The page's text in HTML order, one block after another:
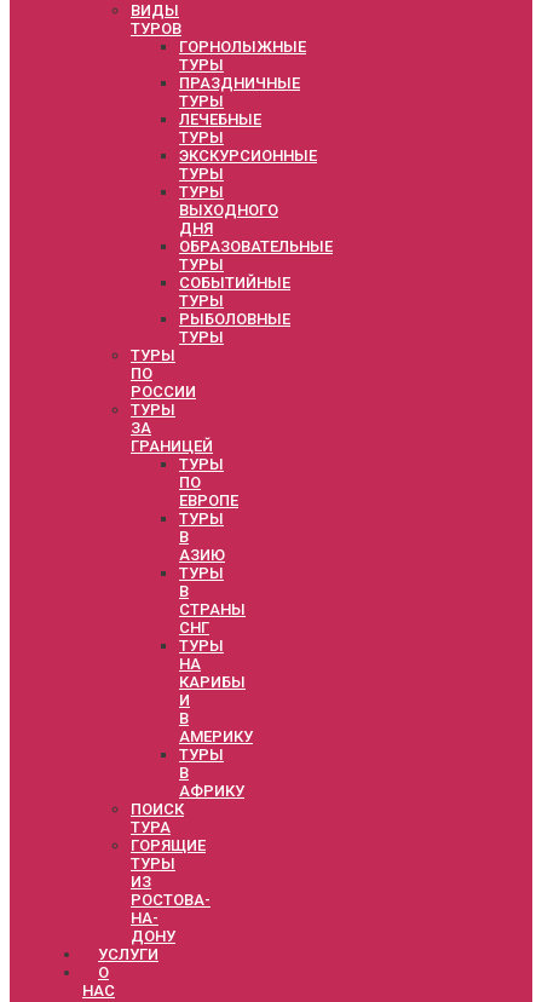
ВИДЫ
ТУРОВ
ГОРНОЛЫЖНЫЕ
ТУРЫ
ПРАЗДНИЧНЫЕ
ТУРЫ
ЛЕЧЕБНЫЕ
ТУРЫ
ЭКСКУРСИОННЫЕ
ТУРЫ
ТУРЫ
ВЫХОДНОГО
ДНЯ
ОБРАЗОВАТЕЛЬНЫЕ
ТУРЫ
СОБЫТИЙНЫЕ
ТУРЫ
РЫБОЛОВНЫЕ
ТУРЫ
ТУРЫ
ПО
РОССИИ
ТУРЫ
ЗА
ГРАНИЦЕЙ
ТУРЫ
ПО
ЕВРОПЕ
ТУРЫ
В
АЗИЮ
ТУРЫ
В
СТРАНЫ
СНГ
ТУРЫ
НА
КАРИБЫ
И
В
АМЕРИКУ
ТУРЫ
В
АФРИКУ
ПОИСК
ТУРА
ГОРЯЩИЕ
ТУРЫ
ИЗ
РОСТОВА-
НА-
ДОНУ
УСЛУГИ
О
НАС